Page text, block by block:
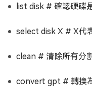
list disk # 確認硬碟
select disk X # X代
clean # 清除所有分
convert gpt # 轉換